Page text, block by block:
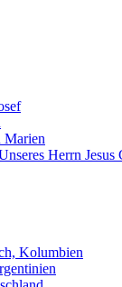
Marien
Herrn Jesus
Kolumbien